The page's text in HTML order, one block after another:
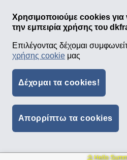
Χρησιμοποιούμε cookies για
την εμπειρία χρήσης του
Επιλέγοντας δέχομαι
χρήσης cookie μας
Δέχομαι τα cookies!
Απορρίπτω τα cookies
⛱ Hello